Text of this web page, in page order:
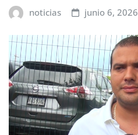
noticias junio 6, 2026